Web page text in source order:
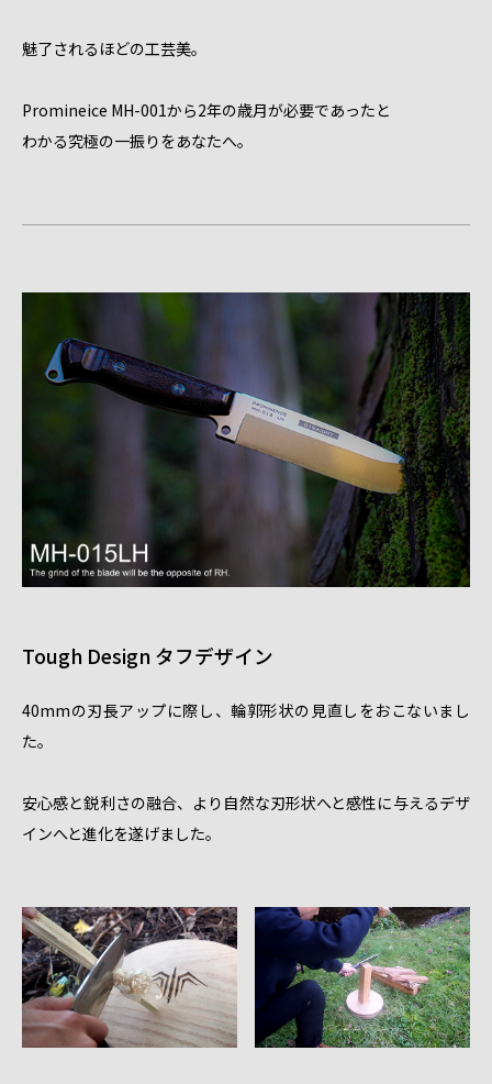
魅了されるほどの工芸美。
Promineice MH-001から2年の歳月が必要であったと
わかる究極の一振りをあなたへ。
Tough Design タフデザイン
40mmの刃長アップに際し、輪郭形状の見直しをおこないまし
た。
安心感と鋭利さの融合、より自然な刃形状へと感性に与えるデザ
インへと進化を遂げました。